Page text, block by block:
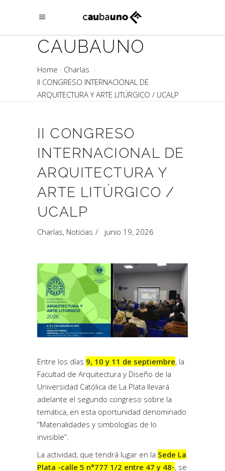
CAUBAUNO
Home
Charlas
II CONGRESO INTERNACIONAL DE
ARQUITECTURA Y ARTE LITÚRGICO / UCALP
II CONGRESO
INTERNACIONAL DE
ARQUITECTURA Y
ARTE LITÚRGICO /
UCALP
Charlas, Noticias junio 19, 2026
Entre los días 9, 10 y 11 de septiembre, la
Facultad de Arquitectura y Diseño de la
Universidad Católica de La Plata llevará
adelante el segundo congreso sobre la
temática, en esta oportunidad denominado
“Materialidades y simbologías de lo
invisible”.
La actividad, que tendrá lugar en la Sede La
Plata -calle 5 n°777 1/2 entre 47 y 48-, se